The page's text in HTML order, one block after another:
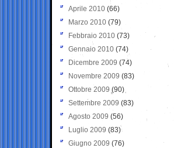
Aprile 2010 (66)
Marzo 2010 (79)
Febbraio 2010 (73)
Gennaio 2010 (74)
Dicembre 2009 (74)
Novembre 2009 (83)
Ottobre 2009 (90)
Settembre 2009 (83)
Agosto 2009 (56)
Luglio 2009 (83)
Giugno 2009 (76)